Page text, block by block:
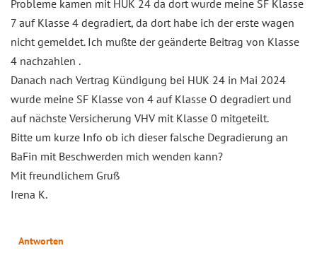
Probleme kamen mit HUK 24 da dort wurde meine SF Klasse
7 auf Klasse 4 degradiert, da dort habe ich der erste wagen
nicht gemeldet. Ich mußte der geänderte Beitrag von Klasse
4 nachzahlen .
Danach nach Vertrag Kündigung bei HUK 24 in Mai 2024
wurde meine SF Klasse von 4 auf Klasse O degradiert und
auf nächste Versicherung VHV mit Klasse 0 mitgeteilt.
Bitte um kurze Info ob ich dieser falsche Degradierung an
BaFin mit Beschwerden mich wenden kann?
Mit freundlichem Gruß
Irena K.
Antworten